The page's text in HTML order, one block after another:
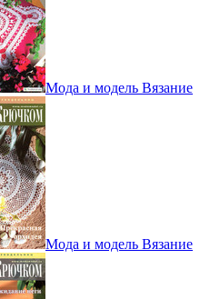
Мода и модель Вязание
Мода и модель Вязание